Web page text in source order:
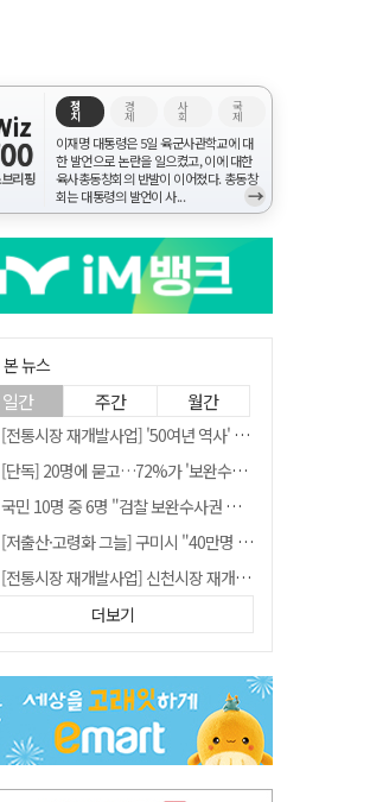
리핑
정
치
경
제
사
회
국
제
이재명 대통령은 5일 육군사관학교에 대
한 발언으로 논란을 일으켰고, 이에 대한
육사총동창회의 반발이 이어졌다. 총동창
회는 대통령의 발언이 사...
→
뉴스
일간 주간 월간
[전통시장 재개발사업] '50여년 역사' 수성시장 자리에 25층 주상복합 들어선다
[단독] 20명에 묻고…72%가 '보완수사권 폐지'?
국민 10명 중 6명 "검찰 보완수사권 필요"…민주당 지지층도 53.8%
[저출산·고령화 그늘] 구미시 "40만명 사수" 고령군 "3만명대 회복"
[전통시장 재개발사업] 신천시장 재개발, 준공 후에도 소송전
李대통령 지지율 다시 40%대로…20대는 18.8%p 급락
안동-사가에, "50년 우정 넘어 미래 50년 함께 연다"
[인사]경상북도
유승민 "尹 졸업한 서울대 법대·충암고도 없애야"…李 육사 통합 직격
더보기